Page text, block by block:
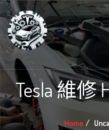
Tesla 維修
Home